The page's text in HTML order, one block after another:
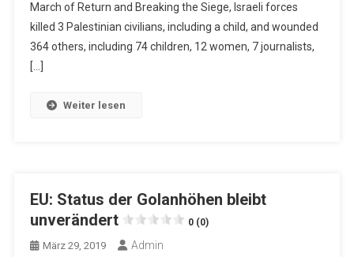
March of Return and Breaking the Siege, Israeli forces
killed 3 Palestinian civilians, including a child, and wounded
364 others, including 74 children, 12 women, 7 journalists,
[…]
Weiter lesen
EU: Status der Golanhöhen bleibt
unverändert
0 (0)
März 29, 2019 Admin